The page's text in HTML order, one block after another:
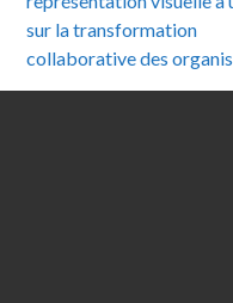
sur la transformation
collaborative des